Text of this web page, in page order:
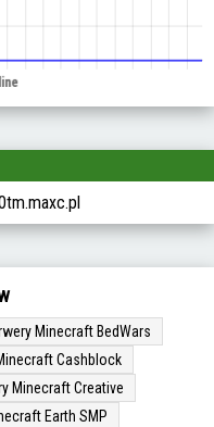
Minecraft BedWars
Cashblock
Minecraft Creative
Earth SMP